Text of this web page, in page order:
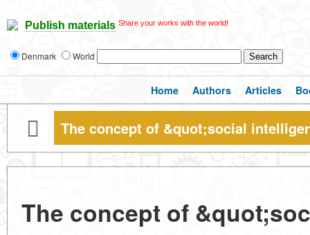
Publish materials Share your works with the world!
Denmark World
Home Authors Articles
The concept of &quot;social
The concept of